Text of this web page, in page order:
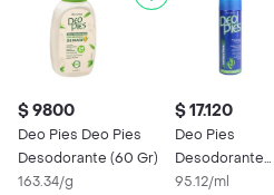
$ 9800
Deo Pies Deo Pies
Desodorante (60 Gr)
163.34/g
$ 17.120
Deo Pies
Desodorante
Antibacterial en
95.12/ml